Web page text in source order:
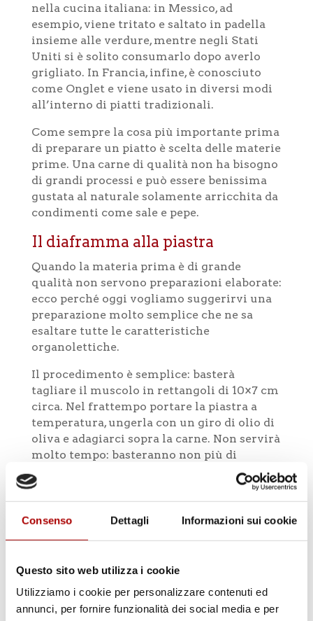
Consenso Dettagli Informazioni sui cookie
Questo sito web utilizza i cookie
Utilizziamo i cookie per personalizzare contenuti ed
annunci, per fornire funzionalità dei social media e per
nella cucina italiana: in Messico, ad
esempio, viene tritato e saltato in padella
insieme alle verdure, mentre negli Stati
Uniti si è solito consumarlo dopo averlo
grigliato. In Francia, infine, è conosciuto
come Onglet e viene usato in diversi modi
all’interno di piatti tradizionali.
Come sempre la cosa più importante prima
di preparare un piatto è scelta delle materie
prime. Una carne di qualità non ha bisogno
di grandi processi e può essere benissima
gustata al naturale solamente arricchita da
condimenti come sale e pepe.
Il diaframma alla piastra
Quando la materia prima è di grande
qualità non servono preparazioni elaborate:
ecco perché oggi vogliamo suggerirvi una
preparazione molto semplice che ne sa
esaltare tutte le caratteristiche
organolettiche.
Il procedimento è semplice: basterà
tagliare il muscolo in rettangoli di 10×7 cm
circa. Nel frattempo portare la piastra a
temperatura, ungerla con un giro di olio di
oliva e adagiarci sopra la carne. Non servirà
molto tempo: basteranno non più di
quattro minuti per lato, dopo averla
condita con sale e pepe. Dopo averla tolta
dalla piastra lasciamola riposare due
minuti su un piatto, prima di servirla: